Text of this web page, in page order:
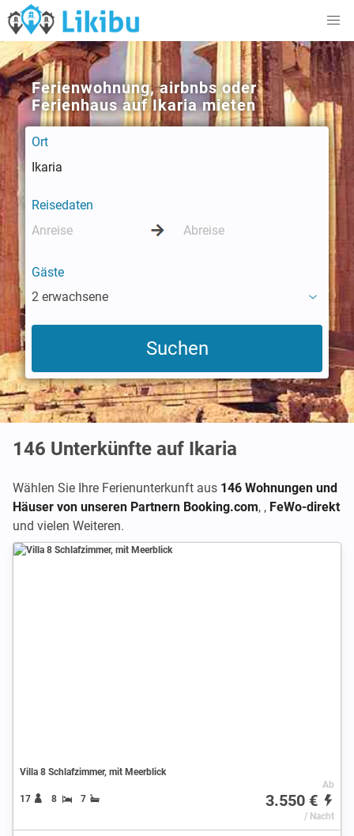
Ferienwohnung, airbnbs oder
Ferienhaus auf Ikaria mieten
Ort
Reisedaten
Gäste
2 erwachsene
146 Unterkünfte auf Ikaria
Wählen Sie Ihre Ferienunterkunft aus 146 Wohnungen und
Häuser von unseren Partnern Booking.com, , FeWo-direkt
und vielen Weiteren.
Villa 8 Schlafzimmer, mit Meerblick
17 8 7
Ab
3.550 €
/ Nacht